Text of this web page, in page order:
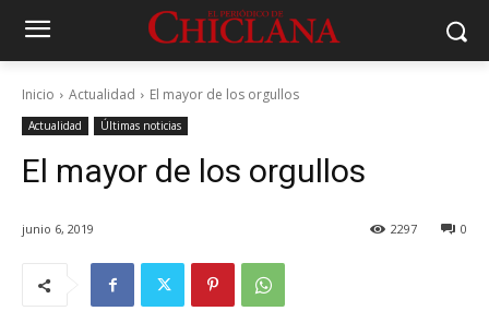
Inicio Actualidad El mayor de los orgullos
Actualidad Últimas noticias
El mayor de los orgullos
junio 6, 2019 0
2297